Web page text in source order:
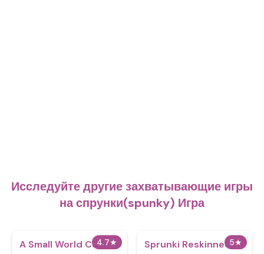
Исследуйте другие захватывающие игры
на спрунки(spunky) Игра
4.7★
A Small World Cup 5★
Sprunki Reskinned 2